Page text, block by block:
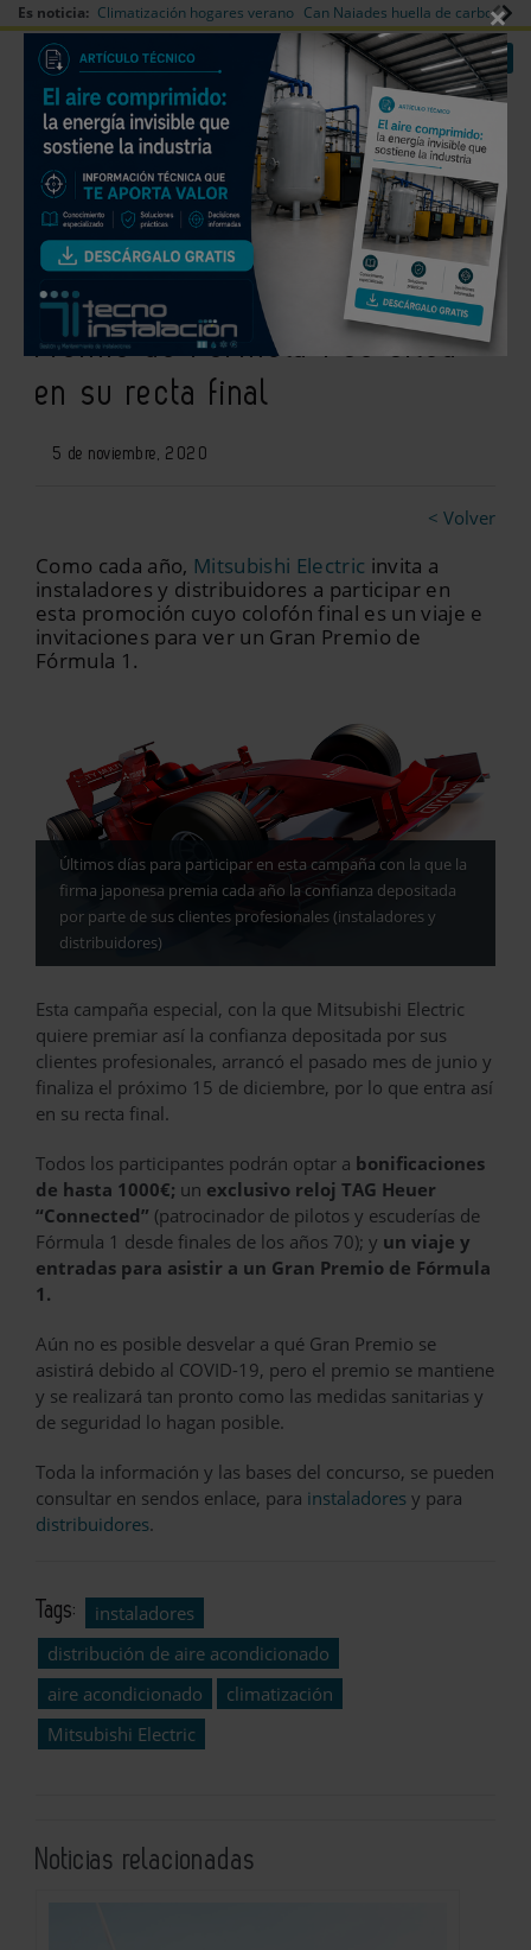
Es noticia: Climatización hogares verano Can Naiades huella de carbono
Redes Sociales Es noticia Login empresas Registro
La promoción City Multi de
Mitsubishi Electric para el Gran
Premio de Fórmula 1 se sitúa
en su recta final
5 de noviembre, 2020
< Volver
Como cada año, Mitsubishi Electric invita a
instaladores y distribuidores a participar en
esta promoción cuyo colofón final es un viaje e
invitaciones para ver un Gran Premio de
Fórmula 1.
Últimos días para participar en esta campaña con la que la
firma japonesa premia cada año la confianza depositada
por parte de sus clientes profesionales (instaladores y
distribuidores)
Esta campaña especial, con la que Mitsubishi Electric
quiere premiar así la confianza depositada por sus
clientes profesionales, arrancó el pasado mes de junio y
finaliza el próximo 15 de diciembre, por lo que entra así
en su recta final.
Todos los participantes podrán optar a bonificaciones
de hasta 1000€; un exclusivo reloj TAG Heuer
“Connected” (patrocinador de pilotos y escuderías de
Fórmula 1 desde finales de los años 70); y un viaje y
entradas para asistir a un Gran Premio de Fórmula
1.
Aún no es posible desvelar a qué Gran Premio se
asistirá debido al COVID-19, pero el premio se mantiene
y se realizará tan pronto como las medidas sanitarias y
de seguridad lo hagan posible.
Toda la información y las bases del concurso, se pueden
consultar en sendos enlace, para instaladores y para
distribuidores.
Tags:
instaladores
distribución de aire acondicionado
aire acondicionado
climatización
Mitsubishi Electric
Noticias relacionadas
×